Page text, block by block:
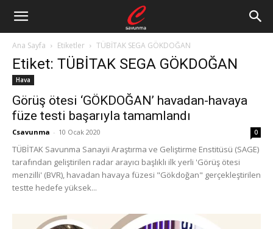
Ana Sayfa Etiketler TÜBİTAK SEGA GÖKDOĞAN
Etiket: TÜBİTAK SEGA GÖKDOĞAN
Hava
Görüş ötesi ‘GÖKDOĞAN’ havadan-havaya
füze testi başarıyla tamamlandı
Csavunma - 10 Ocak 2020 0
TÜBİTAK Savunma Sanayii Araştırma ve Geliştirme Enstitüsü (SAGE)
tarafından geliştirilen radar arayıcı başlıklı ilk yerli 'Görüş ötesi
menzilli' (BVR), havadan havaya füzesi "Gökdoğan" gerçekleştirilen
testte hedefe yüksek...